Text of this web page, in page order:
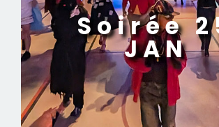
Soirée
JAN